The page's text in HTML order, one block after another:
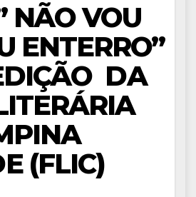
NÃO VOU
ENTERRO”
DA
(FLIC)